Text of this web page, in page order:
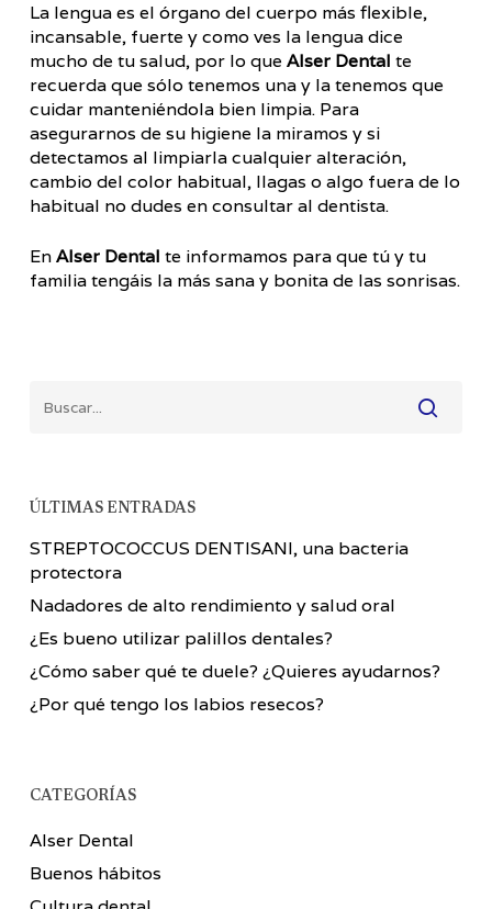
La lengua es el órgano del cuerpo más flexible,
incansable, fuerte y como ves la lengua dice
mucho de tu salud, por lo que Alser Dental te
recuerda que sólo tenemos una y la tenemos que
cuidar manteniéndola bien limpia. Para
asegurarnos de su higiene la miramos y si
detectamos al limpiarla cualquier alteración,
cambio del color habitual, llagas o algo fuera de lo
habitual no dudes en consultar al dentista.
EnAlser Dental te informamos para que tú y tu
familia tengáis la más sana y bonita de las sonrisas.
ÚLTIMAS ENTRADAS
STREPTOCOCCUS DENTISANI, una bacteria
protectora
Nadadores de alto rendimiento y salud oral
¿Es bueno utilizar palillos dentales?
¿Cómo saber qué te duele? ¿Quieres ayudarnos?
¿Por qué tengo los labios resecos?
CATEGORÍAS
Alser Dental
Buenos hábitos